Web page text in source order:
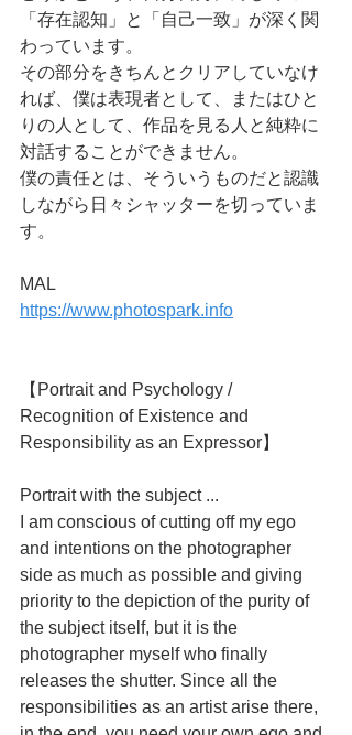
「存在認知」と「自己一致」が深く関
わっています。
その部分をきちんとクリアしていなけ
れば、僕は表現者として、またはひと
りの人として、作品を見る人と純粋に
対話することができません。
僕の責任とは、そういうものだと認識
しながら日々シャッターを切っていま
す。
MAL
https://www.photospark.info
【Portrait and Psychology /
Recognition of Existence and
Responsibility as an Expressor】
Portrait with the subject ...
I am conscious of cutting off my ego
and intentions on the photographer
side as much as possible and giving
priority to the depiction of the purity of
the subject itself, but it is the
photographer myself who finally
releases the shutter. Since all the
responsibilities as an artist arise there,